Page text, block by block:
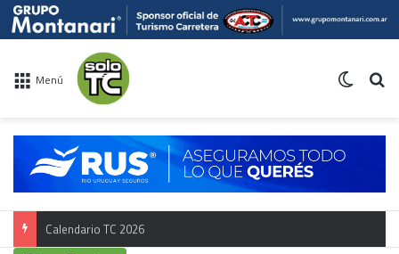
Menú
Calendario TC 2026